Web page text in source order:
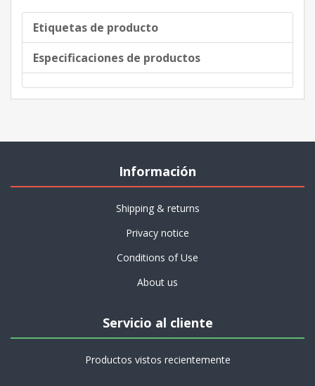
Etiquetas de producto
Especificaciones de productos
Información
Shipping & returns
Privacy notice
Conditions of Use
About us
Servicio al cliente
Productos vistos recientemente